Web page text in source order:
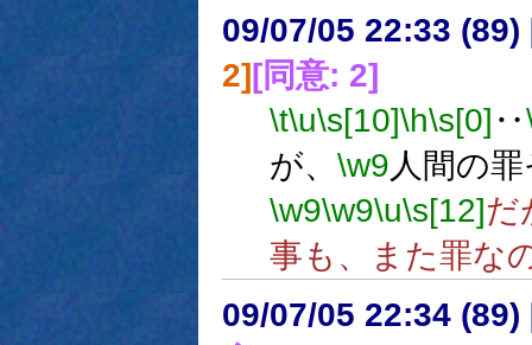
09/07/05 22:33 (89)
2][同意: 2]
\t\u\s[10]\h\s[0] ‥
が、 \w9人間の
\w9\w9\u\s[12]だ
事も、また罪な
09/07/05 22:34 (89)